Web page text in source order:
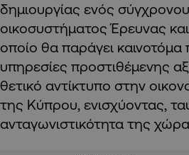
δημιουργίας ενός
οικοσυστήματος Έρευνας
οποίο θα παράγει καινοτόμα
υπηρεσίες προστιθέμενης
θετικό αντίκτυπο στην
της Κύπρου, ενισχύοντας,
ανταγωνιστικότητα της